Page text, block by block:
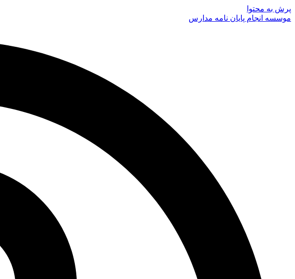
پرش به محتوا
موسسه انجام پایان نامه مدارس